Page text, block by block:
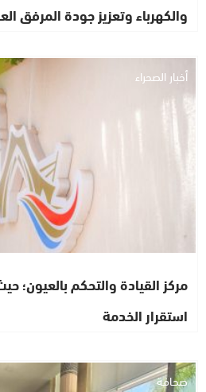
والكهرباء وتعزيز جودة المرفق
أخبار الصحراء
مركز القيادة والتحكم بالعيون؛
استقرار الخدمة
صحافة